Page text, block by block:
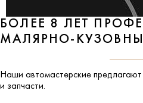
БОЛЕЕ 8 ЛЕТ
МАЛЯРНО-
Наши автомастерские
и запчасти.